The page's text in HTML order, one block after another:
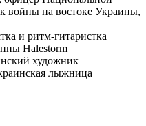
войны на востоке Украины,
и ритм-гитаристка
Halestorm
художник
лыжница